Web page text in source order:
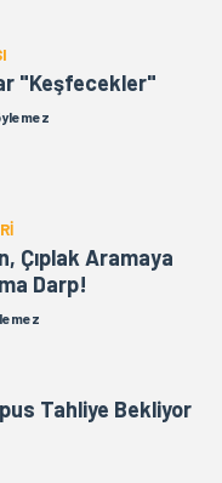
"Keşfecekler"
Çıplak Aramaya
Darp!
Tahliye Bekliyor